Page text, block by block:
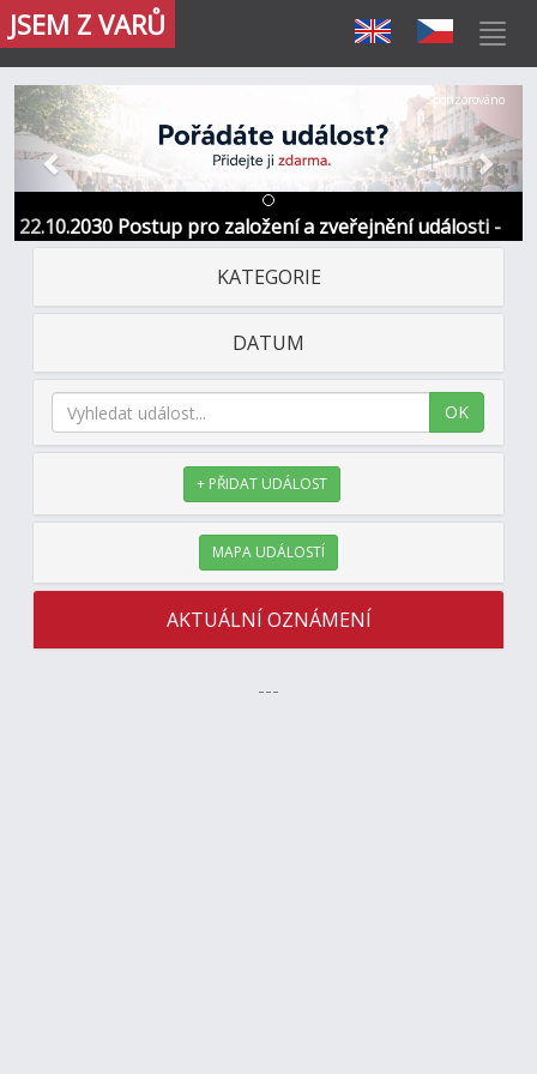
JSEM Z VARŮ
22.10.2030 Postup pro založení a zveřejnění události -
Informace / kontakt
Předchozí Další
Sponzorováno
KATEGORIE
DATUM
OK
+ PŘIDAT UDÁLOST
MAPA UDÁLOSTÍ
AKTUÁLNÍ OZNÁMENÍ
---